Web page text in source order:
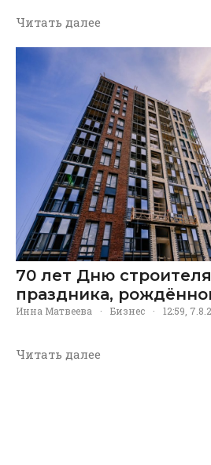
Читать далее
70 лет Дню
праздника,
Инна Матвеева · Бизнес · 12:59,
Читать далее